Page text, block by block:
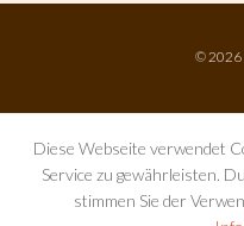
©2026
Diese Webseite verwendet
Service zu gewährleisten.
stimmen Sie der